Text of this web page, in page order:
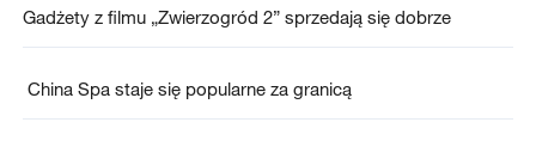
Gadżety z filmu „Zwierzogród 2” sprzedają się dobrze
China Spa staje się popularne za granicą